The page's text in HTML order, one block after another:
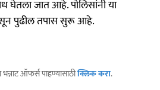
घेतला जात आहे. पोलिसांनी या
पुढील तपास सुरू आहे.
ऑफर्स पाहण्यासाठीक्लिक करा.